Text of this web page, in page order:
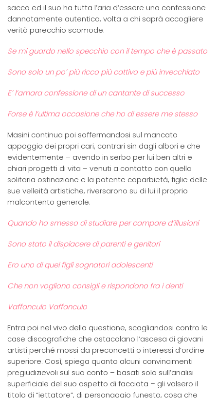
sacco ed il suo ha tutta l’aria d’essere una confessione
dannatamente autentica, volta a chi saprà accogliere
verità parecchio scomode.
Se mi guardo nello specchio con il tempo che è passato
Sono solo un po’ più ricco più cattivo e più invecchiato
E’ l’amara confessione di un cantante di successo
Forse è l’ultima occasione che ho di essere me stesso
Masini continua poi soffermandosi sul mancato
appoggio dei propri cari, contrari sin dagli albori e che
evidentemente – avendo in serbo per lui ben altri e
chiari progetti di vita – venuti a contatto con quella
solitaria ostinazione e la potente caparbietà, figlie delle
sue velleità artistiche, riversarono su di lui il proprio
malcontento generale.
Quando ho smesso di studiare per campare d’illusioni
Sono stato il dispiacere di parenti e genitori
Ero uno di quei figli sognatori adolescenti
Che non vogliono consigli e rispondono fra i denti
Vaffanculo Vaffanculo
Entra poi nel vivo della questione, scagliandosi contro le
case discografiche che ostacolano l’ascesa di giovani
artisti perché mossi da preconcetti o interessi d’ordine
superiore. Così, spiega quanto alcuni convincimenti
pregiudizievoli sul suo conto – basati solo sull’analisi
superficiale del suo aspetto di facciata – gli valsero il
titolo di “iettatore”, di personaggio funesto, cosa che